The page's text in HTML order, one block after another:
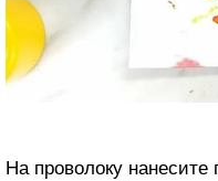
На проволоку нанесите